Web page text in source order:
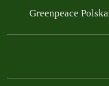
Greenpeace Polska